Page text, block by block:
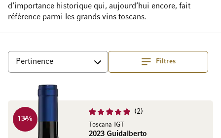
d’importance historique qui, aujourd’hui encore, fait
référence parmi les grands vins toscans.
Filtres
Trier parhaut
2
Toscana IGT
2023 Guidalberto
13%